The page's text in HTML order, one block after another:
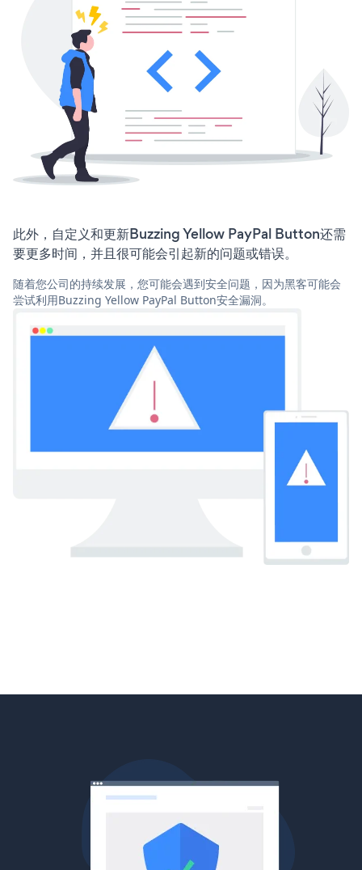
此外，自定义和更新Buzzing Yellow PayPal Button还需
要更多时间，并且很可能会引起新的问题或错误。
随着您公司的持续发展，您可能会遇到安全问题，因为黑客可能会
尝试利用Buzzing Yellow PayPal Button安全漏洞。